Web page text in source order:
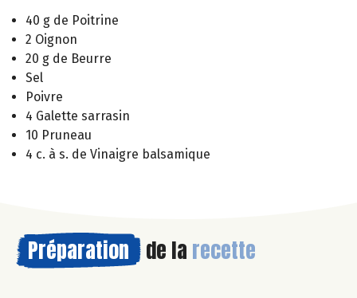
40 g de Poitrine
2 Oignon
20 g de Beurre
Sel
Poivre
4 Galette sarrasin
10 Pruneau
4 c. à s. de Vinaigre balsamique
Préparation de la recette